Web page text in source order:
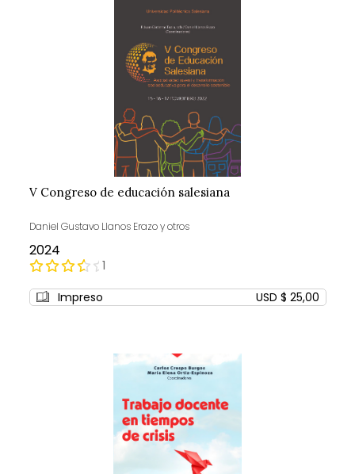
V Congreso de educación salesiana
Daniel Gustavo Llanos Erazo y otros
2024
Rating:
80%
1
Impreso
USD $ 25,00